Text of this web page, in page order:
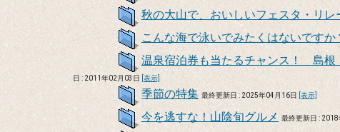
秋の大山で、おいしいフェスタ・リレ
こんな海で泳いでみたくはないです
温泉宿泊券も当たるチャンス！ 島根
日 : 2011年02月03日 [表示]
季節の特集 最終更新日 : 2025年04月16日 [表示]
今を逃すな！山陰旬グルメ 最終更新日 :